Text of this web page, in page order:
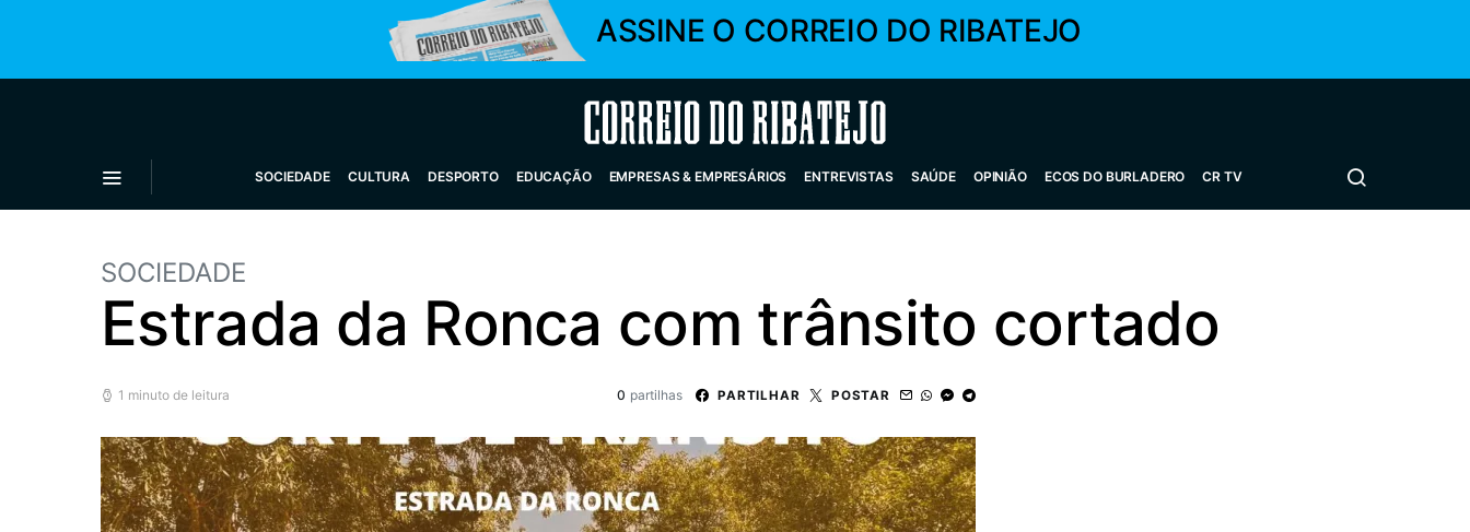
ASSINE O CORREIO DO RIBATEJO
Correio do Ribatejo
SOCIEDADE CULTURA DESPORTO EDUCAÇÃO EMPRESAS & EMPRESÁRIOS ENTREVISTAS SAÚDE OPINIÃO ECOS DO BURLADERO CR TV
SOCIEDADE
Estrada da Ronca com trânsito cortado
1 minuto de leitura 0 partilhas PARTILHAR POSTAR